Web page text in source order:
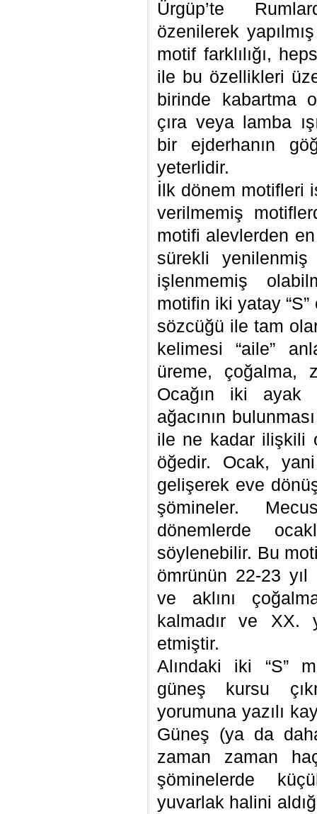
Ürgüp’te
özenilerek
motif farklılığı,
ile bu özellikleri
birinde kabartma
çıra veya lamba
bir ejderhanın
yeterlidir.
İlk dönem motifleri
verilmemiş
motifi alevlerden
sürekli
işlenmemiş
motifin iki yatay
sözcüğü ile tam
kelimesi “aile”
üreme, çoğalma,
Ocağın iki ayak
ağacının
ile ne kadar ilişkili
öğedir. Ocak,
gelişerek eve
şömineler.
dönemlerde
söylenebilir. Bu
ömrünün 22-23
ve aklını
kalmadır ve XX.
etmiştir.
Alındaki iki “S”
güneş kursu
yorumuna yazılı
Güneş (ya da
zaman zaman
şöminelerde
yuvarlak halini